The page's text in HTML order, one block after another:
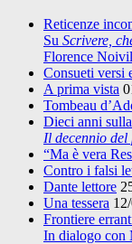
Reticenze
Su Scrivere,
Florence
Consueti versi
A prima vista
Tombeau
Dieci anni
Il decennio del
“Ma è vera
Contro i falsi
Dante lettore
Una tessera
Frontiere
In dialogo con